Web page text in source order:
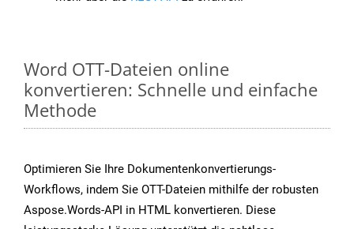
Word OTT-Dateien online
konvertieren: Schnelle und einfache
Methode
Optimieren Sie Ihre Dokumentenkonvertierungs-
Workflows, indem Sie OTT-Dateien mithilfe der robusten
Aspose.Words-API in HTML konvertieren. Diese